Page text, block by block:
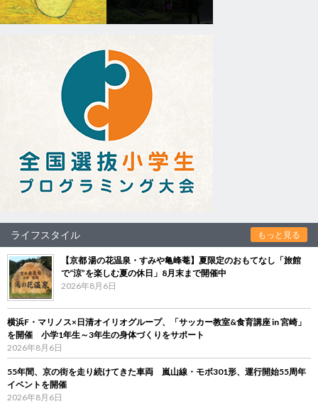
ライフスタイル もっと見る
【京都 湯の花温泉・すみや亀峰菴】夏限定のおもてなし「旅館
で“涼”を楽しむ夏の休日」8月末まで開催中
2026年8月6日
横浜F・マリノス×日清オイリオグループ、「サッカー教室&食育講座 in 宮崎」
を開催 小学1年生～3年生の身体づくりをサポート
2026年8月6日
55年間、京の街を走り続けてきた車両 嵐山線・モボ301形、運行開始55周年
イベントを開催
2026年8月6日